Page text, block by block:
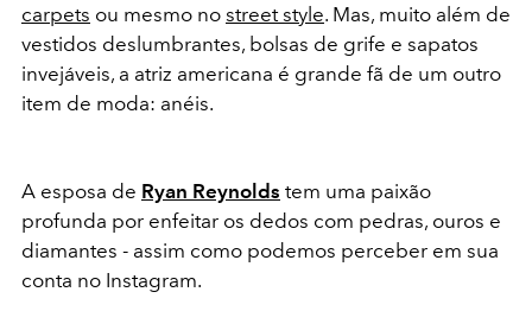
carpets ou mesmo no street style. Mas, muito além de
vestidos deslumbrantes, bolsas de grife e sapatos
invejáveis, a atriz americana é grande fã de um outro
item de moda: anéis.
A esposa de Ryan Reynolds tem uma paixão
profunda por enfeitar os dedos com pedras, ouros e
diamantes - assim como podemos perceber em sua
conta no Instagram.